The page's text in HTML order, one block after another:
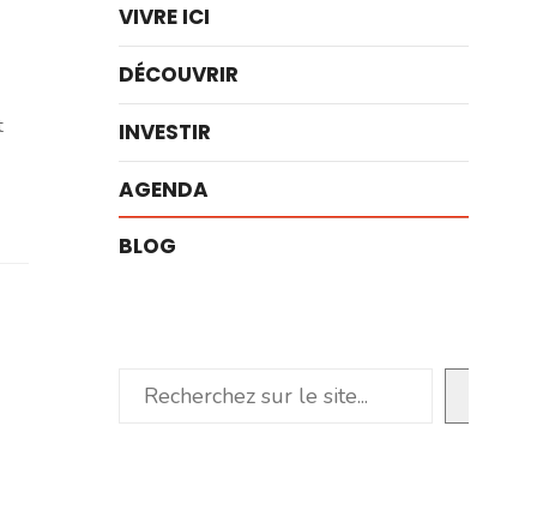
VIVRE ICI
DÉCOUVRIR
INVESTIR
AGENDA
BLOG
Rechercher